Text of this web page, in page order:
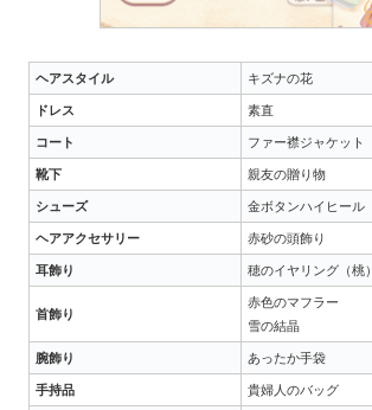
ヘアスタイル キズナの花
ドレス 素直
コート ファー襟ジャケット
靴下 親友の贈り物
シューズ 金ボタンハイヒール
ヘアアクセサリー 赤砂の頭飾り
耳飾り 穂のイヤリング（桃）
首飾り
赤色のマフラー
雪の結晶
腕飾り あったか手袋
手持品 貴婦人のバッグ